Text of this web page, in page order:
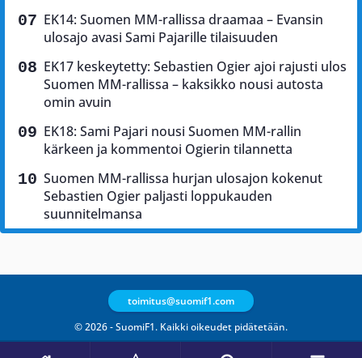
EK14: Suomen MM-rallissa draamaa – Evansin
ulosajo avasi Sami Pajarille tilaisuuden
EK17 keskeytetty: Sebastien Ogier ajoi rajusti ulos
Suomen MM-rallissa – kaksikko nousi autosta
omin avuin
EK18: Sami Pajari nousi Suomen MM-rallin
kärkeen ja kommentoi Ogierin tilannetta
Suomen MM-rallissa hurjan ulosajon kokenut
Sebastien Ogier paljasti loppukauden
suunnitelmansa
© 2026 - SuomiF1. Kaikki oikeudet pidätetään.
toimitus@suomif1.com